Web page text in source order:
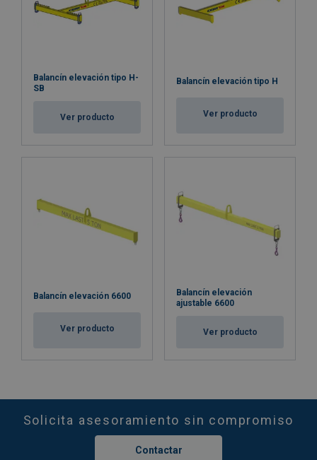
Balancín elevación tipo H-
SB
Ver producto
Balancín elevación tipo H
Ver producto
Balancín elevación 6600
Ver producto
Balancín elevación
ajustable 6600
Ver producto
Solicita asesoramiento sin compromiso
Contactar